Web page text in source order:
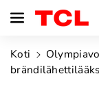
siirry
sisältöön
Koti